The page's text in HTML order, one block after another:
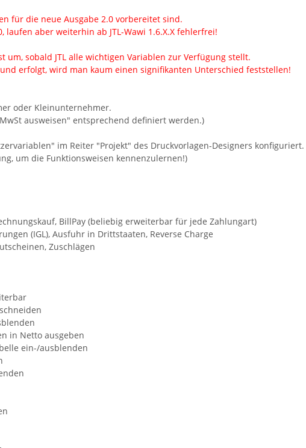
für die neue Ausgabe 2.0 vorbereitet sind.
laufen aber weiterhin ab JTL-Wawi 1.6.X.X fehlerfrei!
um, sobald JTL alle wichtigen Variablen zur Verfügung stellt.
erfolgt, wird man kaum einen signifikanten Unterschied feststellen!
oder Kleinunternehmer.
ausweisen" entsprechend definiert werden.)
im Reiter "Projekt" des Druckvorlagen-Designers konfiguriert.
um die Funktionsweisen kennenzulernen!)
BillPay (beliebig erweiterbar für jede Zahlungart)
(IGL), Ausfuhr in Drittstaaten, Reverse Charge
Zuschlägen
in Netto ausgeben
ein-/ausblenden